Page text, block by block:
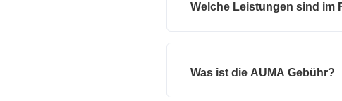
Welche Leistungen sind im
Was ist die AUMA Gebühr?